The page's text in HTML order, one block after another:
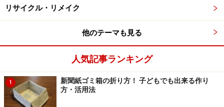
寒い季節の果実酒
梅シロップのレシピと作り方
かぼちゃのシロップ煮レシピ……この甘さがクセにな
る！
鼻づまり解消効果のあるアロマオイル集…鼻粘液を
リサイクル・リメイク
他のテーマも見る
人気記事ランキング
1
新聞紙ゴミ箱の折り方！ 子どもでも出来る作り
方・活用法